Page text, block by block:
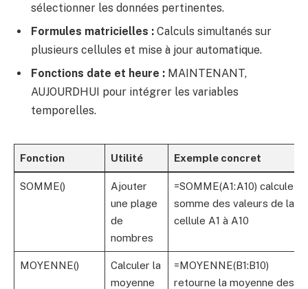
sélectionner les données pertinentes.
Formules matricielles : Calculs simultanés sur
plusieurs cellules et mise à jour automatique.
Fonctions date et heure : MAINTENANT,
AUJOURDHUI pour intégrer les variables
temporelles.
Fonction Utilité Exemple concret
SOMME()
Ajouter
une plage
de
nombres
=SOMME(A1:A10) calcule la
somme des valeurs de la
cellule A1 à A10
MOYENNE()
Calculer la
moyenne
=MOYENNE(B1:B10)
retourne la moyenne des